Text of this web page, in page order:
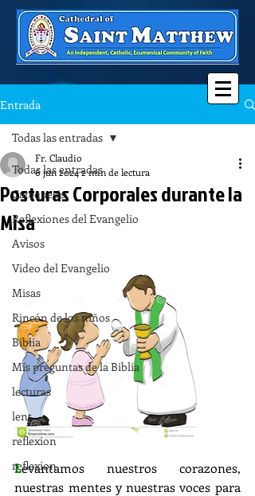
Entrada
Todas las entradas
Catequesis
Reflexiones del Evangelio
Avisos
Video del Evangelio
Misas
Rincón de los niños
Biblia
Mis preguntas de la Biblia
lecturas
lent
reflexion
reflexion
Todas las entradas
Posturas Corporales durante la
Misa
Fr. Claudio
6 jun 20242 min de lectura
Levantamos nuestros corazones,
nuestras mentes y nuestras voces para